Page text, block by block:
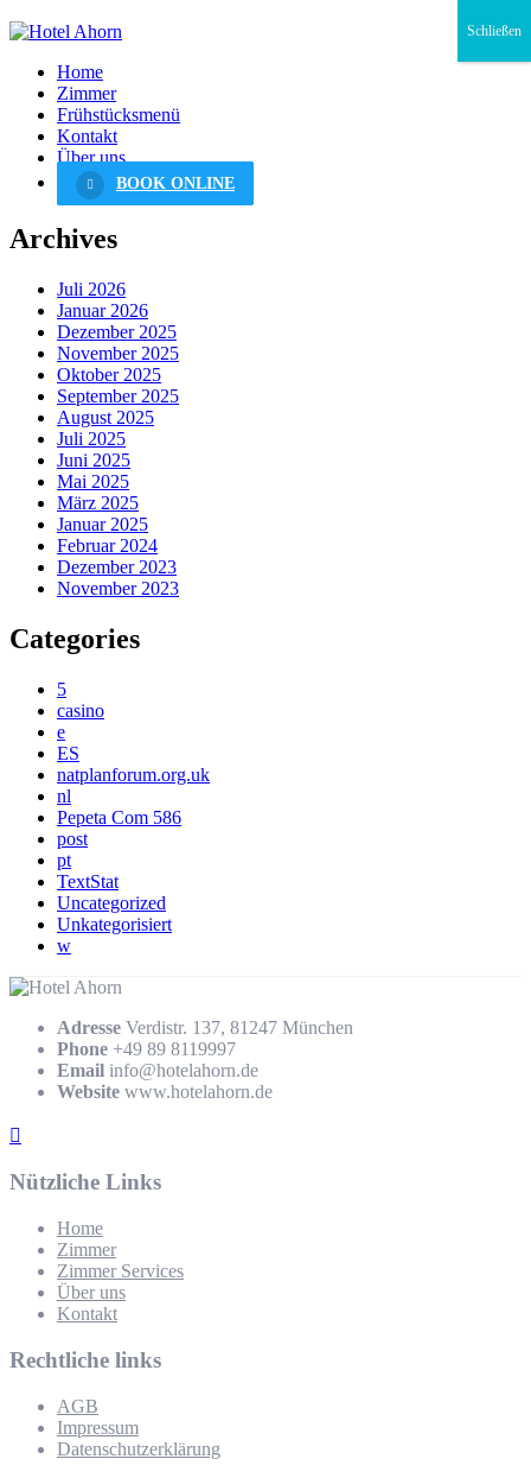
Home
Zimmer
Frühstücksmenü
Kontakt
Über uns
BOOK ONLINE
Archives
Juli 2026
Januar 2026
Dezember 2025
November 2025
Oktober 2025
September 2025
August 2025
Juli 2025
Juni 2025
Mai 2025
März 2025
Januar 2025
Februar 2024
Dezember 2023
November 2023
Categories
5
casino
e
ES
natplanforum.org.uk
nl
Pepeta Com 586
post
pt
TextStat
Uncategorized
Unkategorisiert
w
Adresse Verdistr. 137, 81247 München
Phone +49 89 8119997
Email info@hotelahorn.de
Website www.hotelahorn.de
Nützliche Links
Home
Zimmer
Zimmer Services
Über uns
Kontakt
Rechtliche links
AGB
Impressum
Datenschutzerklärung
Schließen